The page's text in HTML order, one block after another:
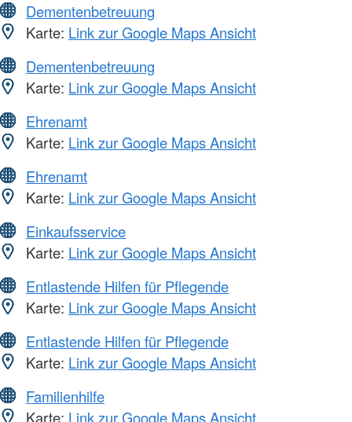
Dementenbetreuung
Karte: Link zur Google Maps Ansicht
Dementenbetreuung
Karte: Link zur Google Maps Ansicht
Ehrenamt
Karte: Link zur Google Maps Ansicht
Ehrenamt
Karte: Link zur Google Maps Ansicht
Einkaufsservice
Karte: Link zur Google Maps Ansicht
Entlastende Hilfen für Pflegende
Karte: Link zur Google Maps Ansicht
Entlastende Hilfen für Pflegende
Karte: Link zur Google Maps Ansicht
Familienhilfe
Karte: Link zur Google Maps Ansicht